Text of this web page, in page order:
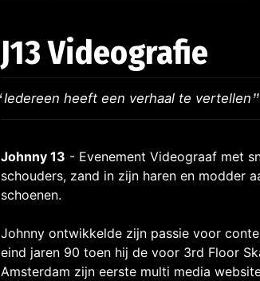
J13 Videografie
Iedereen heeft een verhaal te vertellen
Johnny 13 - Evenement Videograaf met
schouders, zand in zijn haren en modder
schoenen.
Johnny ontwikkelde zijn passie voor
eind jaren 90 toen hij de voor 3rd Floor
Amsterdam zijn eerste multi media